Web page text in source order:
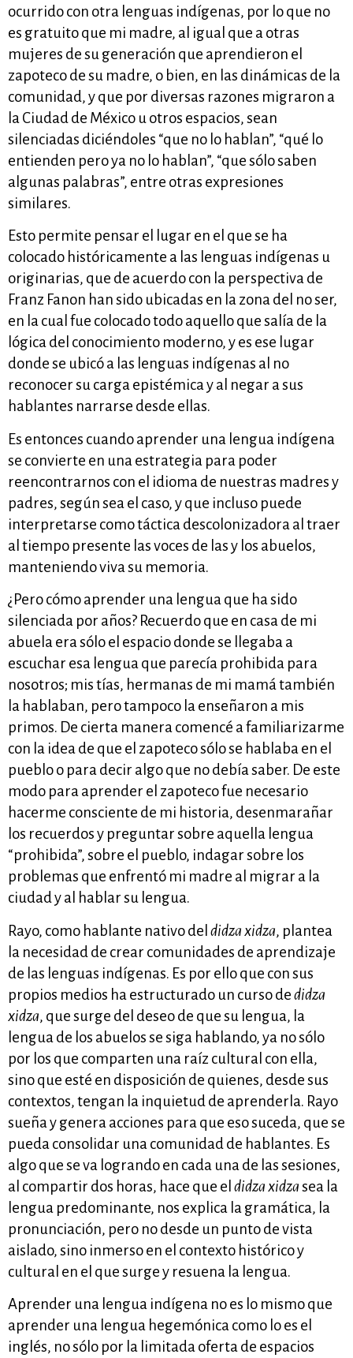
ocurrido con otra lenguas indígenas, por lo que no
es gratuito que mi madre, al igual que a otras
mujeres de su generación que aprendieron el
zapoteco de su madre, o bien, en las dinámicas de la
comunidad, y que por diversas razones migraron a
la Ciudad de México u otros espacios, sean
silenciadas diciéndoles “que no lo hablan”, “qué lo
entienden pero ya no lo hablan”, “que sólo saben
algunas palabras”, entre otras expresiones
similares.
Esto permite pensar el lugar en el que se ha
colocado históricamente a las lenguas indígenas u
originarias, que de acuerdo con la perspectiva de
Franz Fanon han sido ubicadas en la zona del no ser,
en la cual fue colocado todo aquello que salía de la
lógica del conocimiento moderno, y es ese lugar
donde se ubicó a las lenguas indígenas al no
reconocer su carga epistémica y al negar a sus
hablantes narrarse desde ellas.
Es entonces cuando aprender una lengua indígena
se convierte en una estrategia para poder
reencontrarnos con el idioma de nuestras madres y
padres, según sea el caso, y que incluso puede
interpretarse como táctica descolonizadora al traer
al tiempo presente las voces de las y los abuelos,
manteniendo viva su memoria.
¿Pero cómo aprender una lengua que ha sido
silenciada por años? Recuerdo que en casa de mi
abuela era sólo el espacio donde se llegaba a
escuchar esa lengua que parecía prohibida para
nosotros; mis tías, hermanas de mi mamá también
la hablaban, pero tampoco la enseñaron a mis
primos. De cierta manera comencé a familiarizarme
con la idea de que el zapoteco sólo se hablaba en el
pueblo o para decir algo que no debía saber. De este
modo para aprender el zapoteco fue necesario
hacerme consciente de mi historia, desenmarañar
los recuerdos y preguntar sobre aquella lengua
“prohibida”, sobre el pueblo, indagar sobre los
problemas que enfrentó mi madre al migrar a la
ciudad y al hablar su lengua.
Rayo, como hablante nativo del didza xidza, plantea
la necesidad de crear comunidades de aprendizaje
de las lenguas indígenas. Es por ello que con sus
propios medios ha estructurado un curso dedidza
xidza, que surge del deseo de que su lengua, la
lengua de los abuelos se siga hablando, ya no sólo
por los que comparten una raíz cultural con ella,
sino que esté en disposición de quienes, desde sus
contextos, tengan la inquietud de aprenderla. Rayo
sueña y genera acciones para que eso suceda, que se
pueda consolidar una comunidad de hablantes. Es
algo que se va logrando en cada una de las sesiones,
al compartir dos horas, hace que el didza xidzasea la
lengua predominante, nos explica la gramática, la
pronunciación, pero no desde un punto de vista
aislado, sino inmerso en el contexto histórico y
cultural en el que surge y resuena la lengua.
Aprender una lengua indígena no es lo mismo que
aprender una lengua hegemónica como lo es el
inglés, no sólo por la limitada oferta de espacios